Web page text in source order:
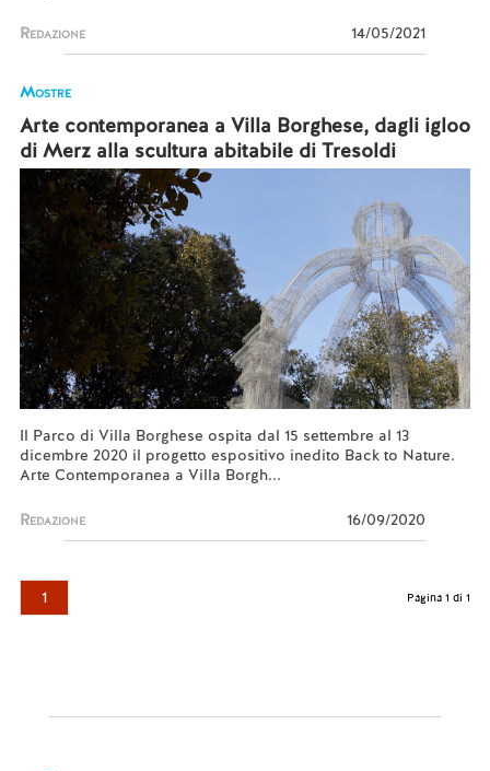
Redazione 14/05/2021
Mostre
Arte contemporanea a Villa Borghese, dagli igloo
di Merz alla scultura abitabile di Tresoldi
Il Parco di Villa Borghese ospita dal 15 settembre al 13
dicembre 2020 il progetto espositivo inedito Back to Nature.
Arte Contemporanea a Villa Borgh...
Redazione 16/09/2020
1 Pagina 1 di 1